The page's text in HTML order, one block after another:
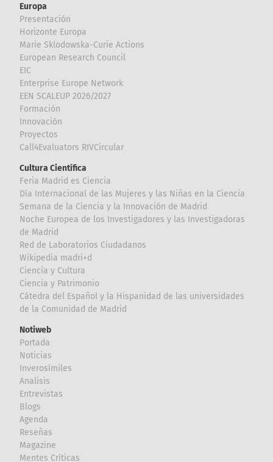
Europa
Presentación
Horizonte Europa
Marie Sklodowska-Curie Actions
European Research Council
EIC
Enterprise Europe Network
EEN SCALEUP 2026/2027
Formación
Innovación
Proyectos
Call4Evaluators RIVCircular
Cultura Científica
Feria Madrid es Ciencia
Día Internacional de las Mujeres y las Niñas en la Ciencia
Semana de la Ciencia y la Innovación de Madrid
Noche Europea de los Investigadores y las Investigadoras
de Madrid
Red de Laboratorios Ciudadanos
Wikipedia madri+d
Ciencia y Cultura
Ciencia y Patrimonio
Cátedra del Español y la Hispanidad de las universidades
de la Comunidad de Madrid
Notiweb
Portada
Noticias
Inverosímiles
Analisis
Entrevistas
Blogs
Agenda
Reseñas
Magazine
Mentes Críticas